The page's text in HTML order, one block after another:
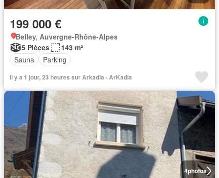
199 000 €
Belley, Auvergne-Rhône-Alpes
5 Pièces
143 m²
Sauna
Parking
Il y a 1 jour, 23 heures sur Arkadia - ArKadia
4photos